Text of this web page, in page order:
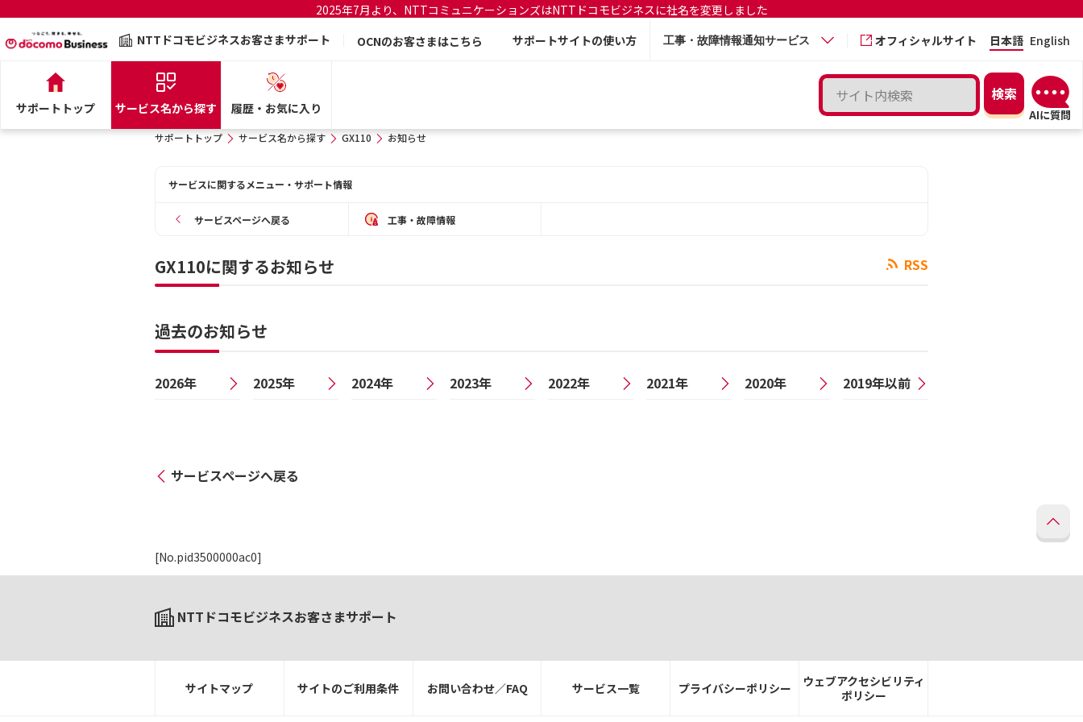
2025年7月より、NTTコミュニケーションズはNTTドコモビジネスに社名を変更しました
NTTドコモビジネスお客さまサポート
OCNのお客さまはこちら サポートサイトの使い方 工事・故障情報通知サービス オフィシャルサイト 日本語 English
サポートトップ サービス名から探す 履歴・お気に入り
サポートトップ サービス名から探す GX110 お知らせ
サービスに関するメニュー・サポート情報
サービスページへ戻る 工事・故障情報
RSS
GX110に関するお知らせ
過去のお知らせ
2026年 2025年 2024年 2023年 2022年 2021年 2020年 2019年以前
サービスページへ戻る
[No.pid3500000ac0]
NTTドコモビジネスお客さまサポート
サイトマップ サイトのご利用条件 お問い合わせ／FAQ サービス一覧 プライバシーポリシー
ウェブアクセシビリティ
ポリシー